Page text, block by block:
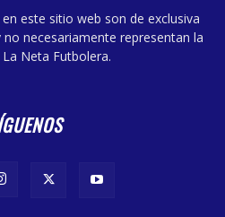
este sitio web son de exclusiva
necesariamente representan la
Neta Futbolera.